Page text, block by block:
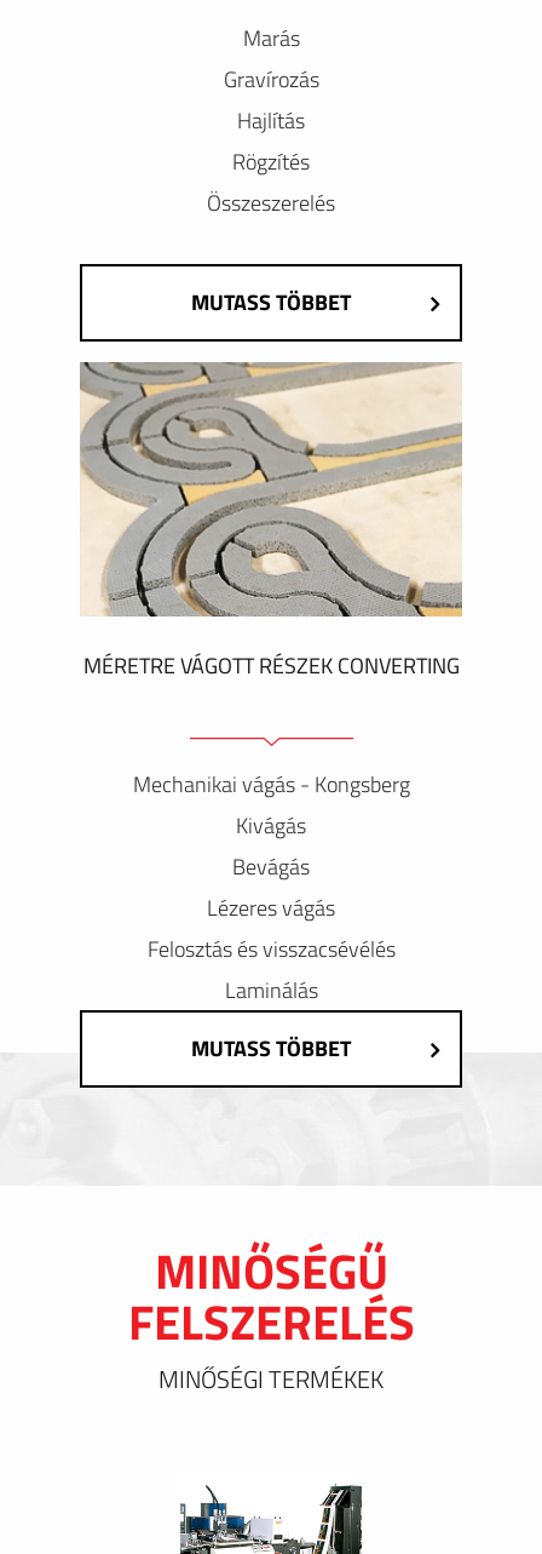
Marás
Gravírozás
Hajlítás
Rögzítés
Összeszerelés
MUTASS TÖBBET
MÉRETRE VÁGOTT RÉSZEK CONVERTING
Mechanikai vágás - Kongsberg
Kivágás
Bevágás
Lézeres vágás
Felosztás és visszacsévélés
Laminálás
MUTASS TÖBBET
MINŐSÉGŰ
FELSZERELÉS
MINŐSÉGI TERMÉKEK